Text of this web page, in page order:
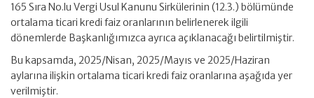
165 Sıra No.lu Vergi Usul Kanunu Sirkülerinin (12.3.) bölümünde
ortalama ticari kredi faiz oranlarının belirlenerek ilgili
dönemlerde Başkanlığımızca ayrıca açıklanacağı belirtilmiştir.
Bu kapsamda, 2025/Nisan, 2025/Mayıs ve 2025/Haziran
aylarına ilişkin ortalama ticari kredi faiz oranlarına aşağıda yer
verilmiştir.